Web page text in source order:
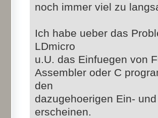
noch immer viel zu
Ich habe ueber das
LDmicro
u.U. das Einfuegen von
Assembler oder C
den
dazugehoerigen Ein-
erscheinen.